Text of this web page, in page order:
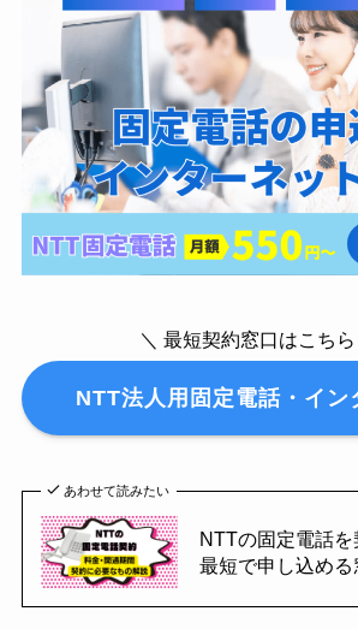
＼ 最短契約窓口はこちら
NTT法人用固定電話・イン
あわせて読みたい
NTTの固定電話を
最短で申し込める